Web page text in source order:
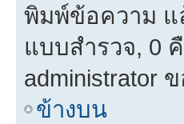
พิมพ์ข้อความ แ
แบบสำรวจ, 0
administrator
ข้างบน